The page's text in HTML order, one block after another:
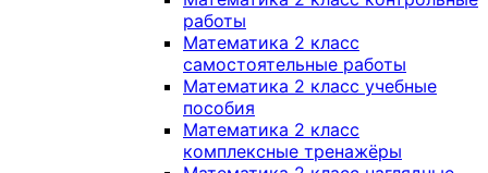
работы
Математика 2 класс
самостоятельные работы
Математика 2 класс учебные
пособия
Математика 2 класс
комплексные тренажёры